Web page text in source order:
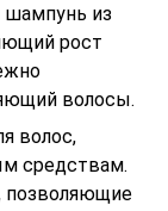
шампунь из
рост
волосы.
волос,
средствам.
позволяющие